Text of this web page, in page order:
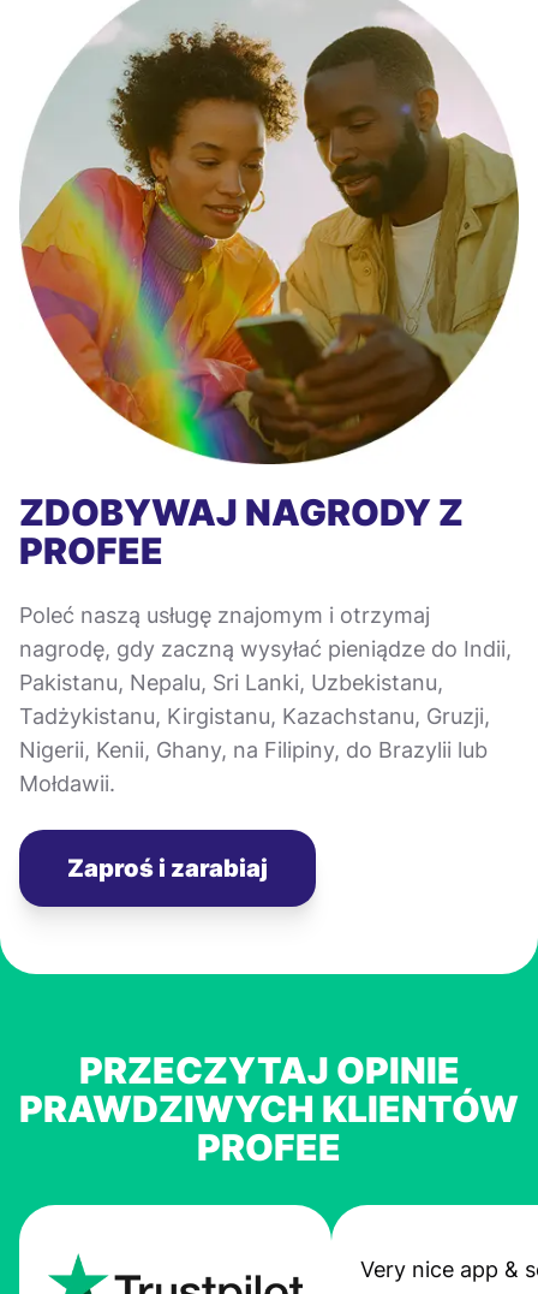
ZDOBYWAJ NAGRODY Z
PROFEE
Poleć naszą usługę znajomym i otrzymaj
nagrodę, gdy zaczną wysyłać pieniądze do Indii,
Pakistanu, Nepalu, Sri Lanki, Uzbekistanu,
Tadżykistanu, Kirgistanu, Kazachstanu, Gruzji,
Nigerii, Kenii, Ghany, na Filipiny, do Brazylii lub
Mołdawii.
Zaproś i zarabiaj
PRZECZYTAJ OPINIE
PRAWDZIWYCH KLIENTÓW
PROFEE
Very nice app &